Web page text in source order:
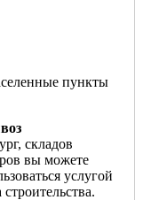
пункты
складов
вы можете
услугой